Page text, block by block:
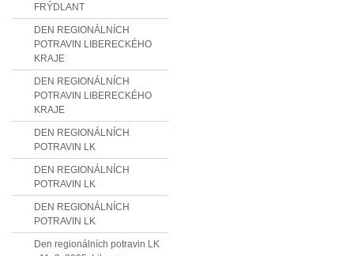
FRÝDLANT
DEN REGIONÁLNÍCH
POTRAVIN LIBERECKÉHO
KRAJE
DEN REGIONÁLNÍCH
POTRAVIN LIBERECKÉHO
KRAJE
DEN REGIONÁLNÍCH
POTRAVIN LK
DEN REGIONÁLNÍCH
POTRAVIN LK
DEN REGIONÁLNÍCH
POTRAVIN LK
Den regionálních potravin LK